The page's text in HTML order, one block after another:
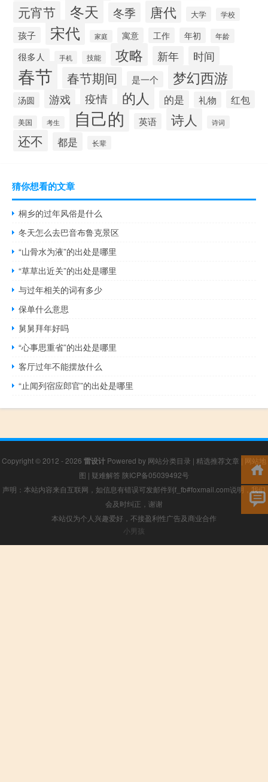
元宵节 冬天 冬季 唐代 大学 学校
孩子 宋代 家庭 寓意 工作 年初 年龄
很多人 手机 技能 攻略 新年 时间
春节 春节期间 是一个 梦幻西游
汤圆 游戏 疫情 的人 的是 礼物 红包
美国 考生 自己的 英语 诗人 诗词
还不 都是 长辈
猜你想看的文章
桐乡的过年风俗是什么
冬天怎么去巴音布鲁克景区
“山骨水为液”的出处是哪里
“草草出近关”的出处是哪里
与过年相关的词有多少
保单什么意思
舅舅拜年好吗
“心事思重省”的出处是哪里
客厅过年不能摆放什么
“止闻列宿应郎官”的出处是哪里
Copyright © 2012 - 2026 雷设计 Powered by 网站分类目录 | 精选推荐文章 | 网站地
图 | 疑难解答 陕ICP备05039492号
声明：本站内容来自互联网，如信息有错误可发邮件到f_fb#foxmail.com说明，我们
会及时纠正，谢谢
本站仅为个人兴趣爱好，不接盈利性广告及商业合作
小男孩